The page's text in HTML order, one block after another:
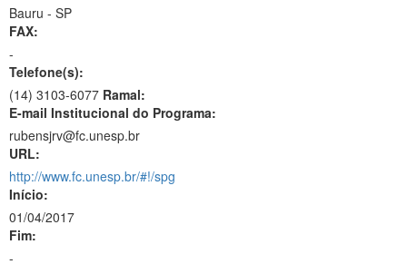
Bauru - SP
FAX:
-
Telefone(s):
(14) 3103-6077 Ramal:
E-mail Institucional do Programa:
rubensjrv@fc.unesp.br
URL:
http://www.fc.unesp.br/#!/spg
Início:
01/04/2017
Fim:
-